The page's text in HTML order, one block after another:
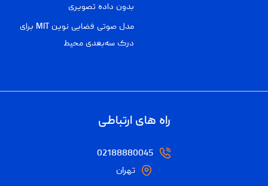
بدون داده تصویری
مدل صوتی فضایی نوین MIT برای
درک سه‌بعدی محیط
راه های ارتباطی
02188880045
تهران